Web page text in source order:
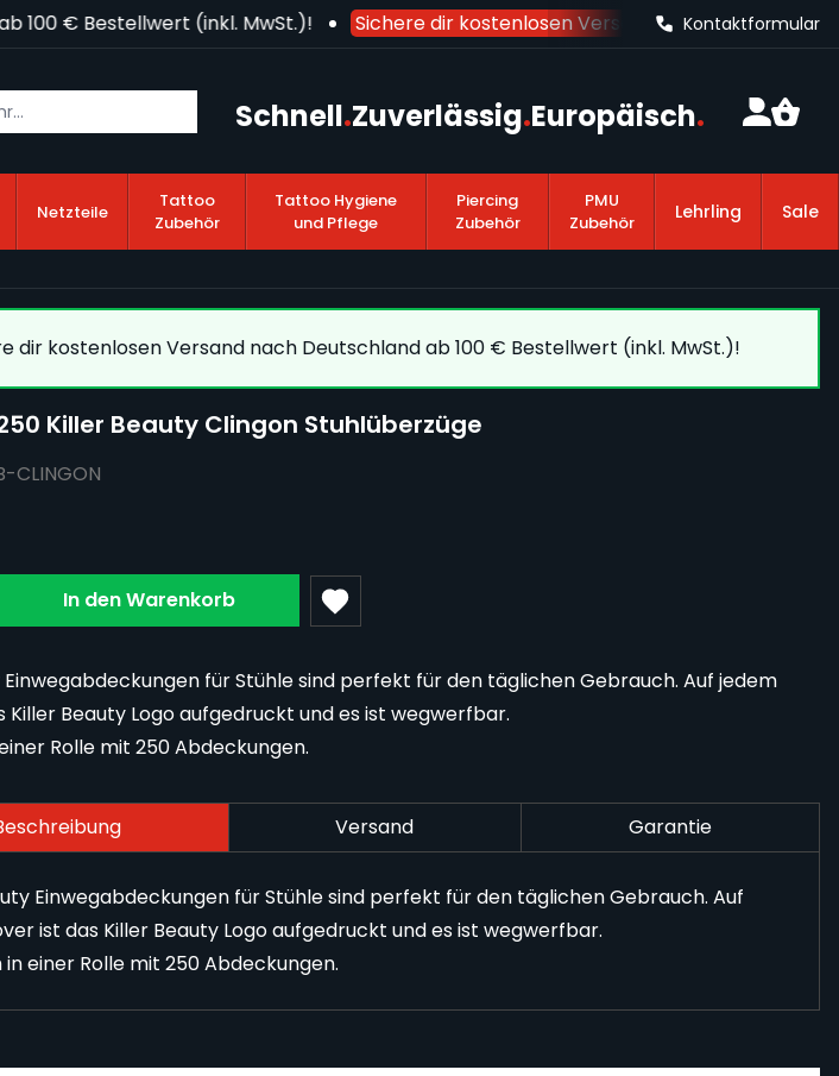
100 € Bestellwert (inkl. MwSt.)! Sichere dir kostenlosen Versand nach Deutschland
Kontaktformular
Schnell.Zuverlässig.Europäisch.
Netzteile
Tattoo
Zubehör
Tattoo Hygiene
und Pflege
Piercing
Zubehör
PMU
Zubehör
Lehrling Sale
dir kostenlosen Versand nach Deutschland ab 100 € Bestellwert (inkl. MwSt.)!
Killer Beauty Clingon Stuhlüberzüge
CLINGON
In den Warenkorb
Einwegabdeckungen für Stühle sind perfekt für den täglichen Gebrauch. Auf jedem
Killer Beauty Logo aufgedruckt und es ist wegwerfbar.
Rolle mit 250 Abdeckungen.
Versand Garantie
Einwegabdeckungen für Stühle sind perfekt für den täglichen Gebrauch. Auf
ist das Killer Beauty Logo aufgedruckt und es ist wegwerfbar.
einer Rolle mit 250 Abdeckungen.